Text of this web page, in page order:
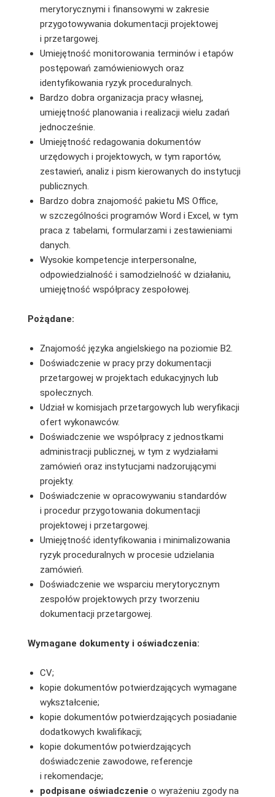
merytorycznymi i finansowymi w zakresie
przygotowywania dokumentacji projektowej
i przetargowej.
Umiejętność monitorowania terminów i etapów
postępowań zamówieniowych oraz
identyfikowania ryzyk proceduralnych.
Bardzo dobra organizacja pracy własnej,
umiejętność planowania i realizacji wielu zadań
jednocześnie.
Umiejętność redagowania dokumentów
urzędowych i projektowych, w tym raportów,
zestawień, analiz i pism kierowanych do instytucji
publicznych.
Bardzo dobra znajomość pakietu MS Office,
w szczególności programów Word i Excel, w tym
praca z tabelami, formularzami i zestawieniami
danych.
Wysokie kompetencje interpersonalne,
odpowiedzialność i samodzielność w działaniu,
umiejętność współpracy zespołowej.
Pożądane:
Znajomość języka angielskiego na poziomie B2.
Doświadczenie w pracy przy dokumentacji
przetargowej w projektach edukacyjnych lub
społecznych.
Udział w komisjach przetargowych lub weryfikacji
ofert wykonawców.
Doświadczenie we współpracy z jednostkami
administracji publicznej, w tym z wydziałami
zamówień oraz instytucjami nadzorującymi
projekty.
Doświadczenie w opracowywaniu standardów
i procedur przygotowania dokumentacji
projektowej i przetargowej.
Umiejętność identyfikowania i minimalizowania
ryzyk proceduralnych w procesie udzielania
zamówień.
Doświadczenie we wsparciu merytorycznym
zespołów projektowych przy tworzeniu
dokumentacji przetargowej.
Wymagane dokumenty i oświadczenia:
CV;
kopie dokumentów potwierdzających wymagane
wykształcenie;
kopie dokumentów potwierdzających posiadanie
dodatkowych kwalifikacji;
kopie dokumentów potwierdzających
doświadczenie zawodowe, referencje
i rekomendacje;
podpisane oświadczenie o wyrażeniu zgody na